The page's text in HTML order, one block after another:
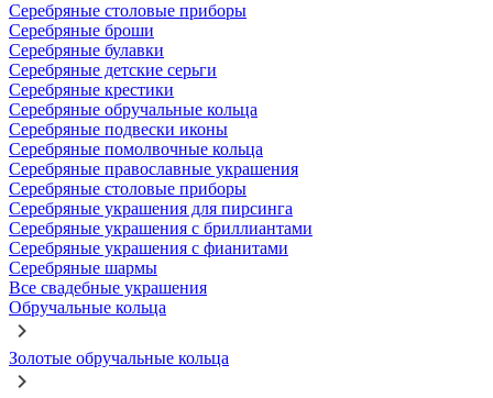
Серебряные столовые приборы
Серебряные броши
Серебряные булавки
Серебряные детские серьги
Серебряные крестики
Серебряные обручальные кольца
Серебряные подвески иконы
Серебряные помолвочные кольца
Серебряные православные украшения
Серебряные столовые приборы
Серебряные украшения для пирсинга
Серебряные украшения с бриллиантами
Серебряные украшения с фианитами
Серебряные шармы
Все свадебные украшения
Обручальные кольца
Золотые обручальные кольца